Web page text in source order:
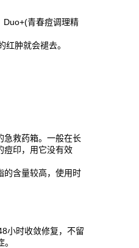
Duo+(青春痘调理精
肿就会褪去。
急救药箱。一般在长
痘印，用它没有效
的含量较高，使用时
小时收敛修复，不留